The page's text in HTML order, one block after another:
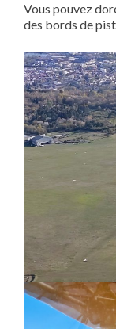
Vous pouvez
des bords de